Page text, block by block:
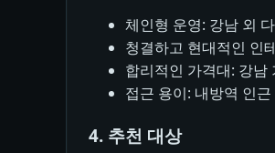
체인형 운영: 강남 외
청결하고 현대적인 인
합리적인 가격대: 강남
접근 용이: 내방역 인
4. 추천 대상